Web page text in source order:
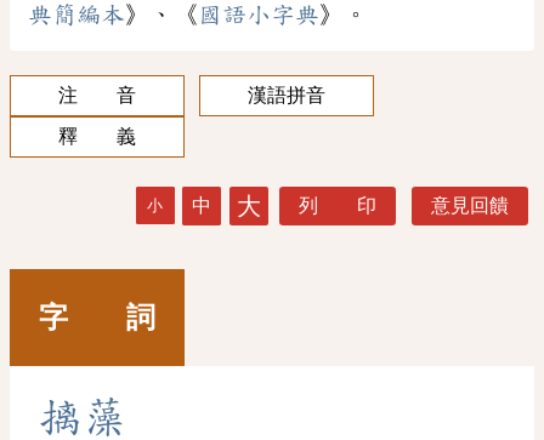
典簡編本》、《 國語小字典》。
注 音
漢語拼音
釋 義
小 中 大 列 印 意見回饋
字 詞
摛 藻